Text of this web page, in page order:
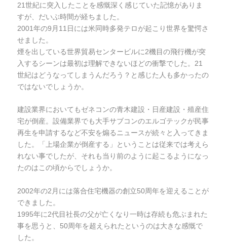
21世紀に突入したことを感慨深く感じていた記憶がありま
すが、だいぶ時間が経ちました。
2001年の9月11日には米同時多発テロが起こり世界を驚愕さ
せました。
煙を出している世界貿易センタービルに2機目の飛行機が突
入するシーンは最初は理解できないほどの衝撃でした。21
世紀はどうなってしまうんだろう？と感じた人も多かったの
ではないでしょうか。
建設業界においてもゼネコンの青木建設・日産建設・殖産住
宅が倒産。設備業界でも大手サブコンのエルゴテックが民事
再生を申請するなど不安を煽るニュースが続々と入ってきま
した。「上場企業が倒産する」ということは従来では考えら
れない事でしたが、それも当り前のように起こるようになっ
たのはこの頃からでしょうか。
2002年の2月には落合住宅機器の創立50周年を迎えることが
できました。
1995年に2代目社長の父が亡くなり一時は存続も危ぶまれた
事を思うと、50周年を超えられたというのは大きな感慨で
した。